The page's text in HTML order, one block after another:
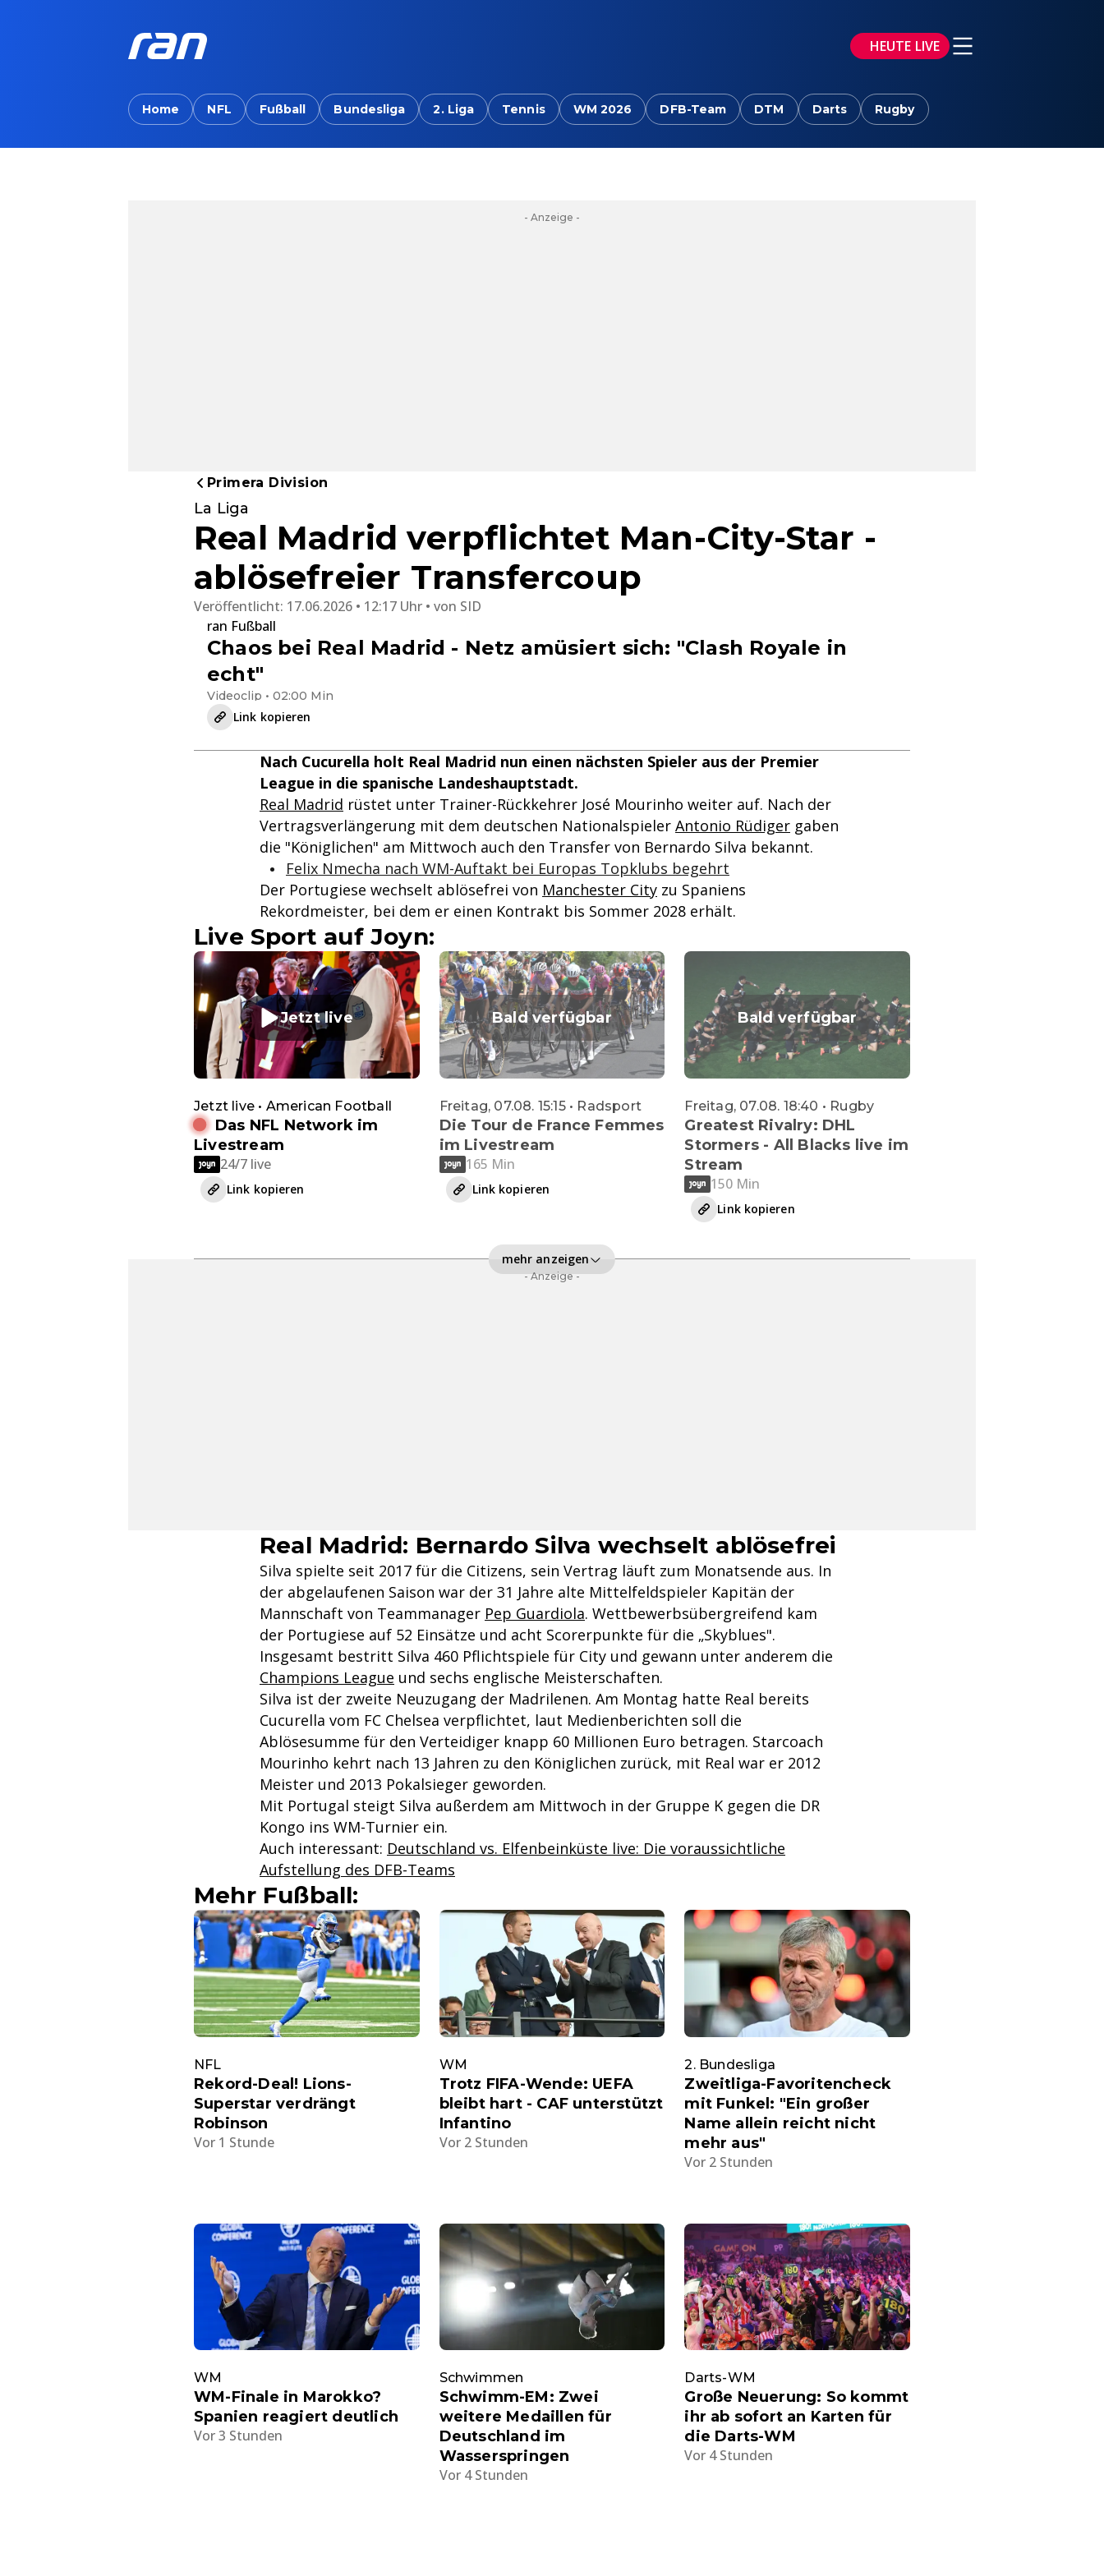
HEUTE LIVE
Home NFL Fußball Bundesliga 2. Liga Tennis WM 2026 DFB-Team DTM Darts Rugby
- Anzeige -
Primera Division
La Liga
Real Madrid verpflichtet Man-City-Star -
ablösefreier Transfercoup
Veröffentlicht: 17.06.2026 • 12:17 Uhr von SID
ran Fußball
Chaos bei Real Madrid - Netz amüsiert sich: "Clash Royale in
echt"
Videoclip • 02:00 Min
Link kopieren
Nach Cucurella holt Real Madrid nun einen nächsten Spieler aus der Premier
League in die spanische Landeshauptstadt.
Real Madrid rüstet unter Trainer-Rückkehrer José Mourinho weiter auf. Nach der
Vertragsverlängerung mit dem deutschen Nationalspieler Antonio Rüdiger gaben
die "Königlichen" am Mittwoch auch den Transfer von Bernardo Silva bekannt.
Felix Nmecha nach WM-Auftakt bei Europas Topklubs begehrt
Der Portugiese wechselt ablösefrei von Manchester City zu Spaniens
Rekordmeister, bei dem er einen Kontrakt bis Sommer 2028 erhält.
Live Sport auf Joyn:
Jetzt live
Jetzt live • American Football
Das NFL Network im
Livestream
24/7 live
Link kopieren
Bald verfügbar
Freitag, 07.08. 15:15 • Radsport
Die Tour de France Femmes
im Livestream
165 Min
Link kopieren
Bald verfügbar
Freitag, 07.08. 18:40 • Rugby
Greatest Rivalry: DHL
Stormers - All Blacks live im
Stream
150 Min
Link kopieren
mehr anzeigen
- Anzeige -
Real Madrid: Bernardo Silva wechselt ablösefrei
Silva spielte seit 2017 für die Citizens, sein Vertrag läuft zum Monatsende aus. In
der abgelaufenen Saison war der 31 Jahre alte Mittelfeldspieler Kapitän der
Mannschaft von Teammanager Pep Guardiola. Wettbewerbsübergreifend kam
der Portugiese auf 52 Einsätze und acht Scorerpunkte für die „Skyblues".
Insgesamt bestritt Silva 460 Pflichtspiele für City und gewann unter anderem die
Champions League und sechs englische Meisterschaften.
Silva ist der zweite Neuzugang der Madrilenen. Am Montag hatte Real bereits
Cucurella vom FC Chelsea verpflichtet, laut Medienberichten soll die
Ablösesumme für den Verteidiger knapp 60 Millionen Euro betragen. Starcoach
Mourinho kehrt nach 13 Jahren zu den Königlichen zurück, mit Real war er 2012
Meister und 2013 Pokalsieger geworden.
Mit Portugal steigt Silva außerdem am Mittwoch in der Gruppe K gegen die DR
Kongo ins WM-Turnier ein.
Auch interessant: Deutschland vs. Elfenbeinküste live: Die voraussichtliche
Aufstellung des DFB-Teams
Mehr Fußball:
NFL
Rekord-Deal! Lions-
Superstar verdrängt
Robinson
Vor 1 Stunde
WM
Trotz FIFA-Wende: UEFA
bleibt hart - CAF unterstützt
Infantino
Vor 2 Stunden
2. Bundesliga
Zweitliga-Favoritencheck
mit Funkel: "Ein großer
Name allein reicht nicht
mehr aus"
Vor 2 Stunden
WM
WM-Finale in Marokko?
Spanien reagiert deutlich
Vor 3 Stunden
Schwimmen
Schwimm-EM: Zwei
weitere Medaillen für
Deutschland im
Wasserspringen
Vor 4 Stunden
Darts-WM
Große Neuerung: So kommt
ihr ab sofort an Karten für
die Darts-WM
Vor 4 Stunden